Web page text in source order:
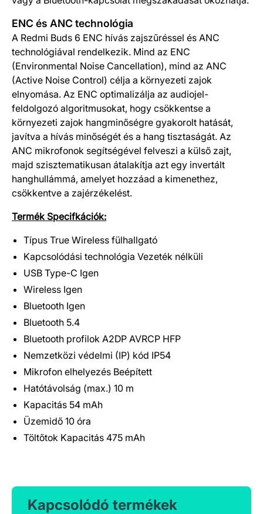
ENC és ANC technológia
A Redmi Buds 6 ENC hívás zajszűréssel és ANC
technológiával rendelkezik. Mind az ENC
(Environmental Noise Cancellation), mind az ANC
(Active Noise Control) célja a környezeti zajok
elnyomása. Az ENC optimalizálja az audiojel-
feldolgozó algoritmusokat, hogy csökkentse a
környezeti zajok hangminőségre gyakorolt hatását,
javítva a hívás minőségét és a hang tisztaságát. Az
ANC mikrofonok segítségével felveszi a külső zajt,
majd szisztematikusan átalakítja azt egy invertált
hanghullámmá, amelyet hozzáad a kimenethez,
csökkentve a zajérzékelést.
Termék Specifkációk:
Típus True Wireless fülhallgató
Kapcsolódási technológia Vezeték nélküli
USB Type-C Igen
Wireless Igen
Bluetooth Igen
Bluetooth 5.4
Bluetooth profilok A2DP AVRCP HFP
Nemzetközi védelmi (IP) kód IP54
Mikrofon elhelyezés Beépített
Hatótávolság (max.) 10 m
Kapacitás 54 mAh
Üzemidő 10 óra
Töltőtok Kapacitás 475 mAh
Kapcsolódó termékek